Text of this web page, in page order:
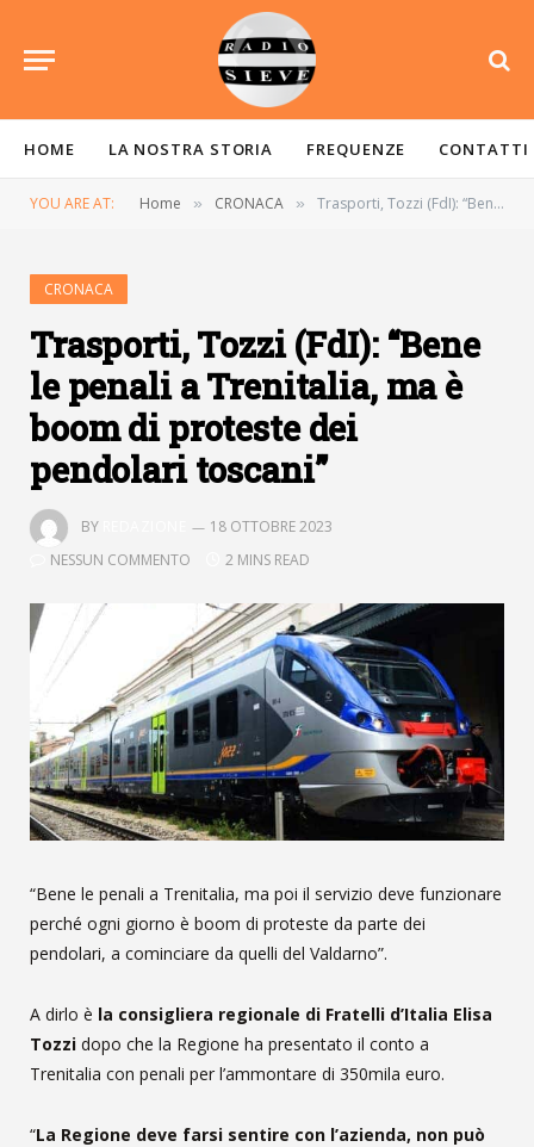
HOME LA NOSTRA STORIA FREQUENZE CONTATTI
YOU ARE AT: Home » CRONACA » Trasporti, Tozzi (FdI): “Bene le penali a Trenitalia, ma è boom di proteste dei pendolari toscani”
CRONACA
Trasporti, Tozzi (FdI): “Bene
le penali a Trenitalia, ma è
boom di proteste dei
pendolari toscani”
BY
18 OTTOBRE 2023
NESSUN COMMENTO
2 MINS READ
“Bene le penali a Trenitalia, ma poi il servizio deve funzionare
perché ogni giorno è boom di proteste da parte dei
pendolari, a cominciare da quelli del Valdarno”.
A dirlo è la consigliera regionale di Fratelli d’Italia Elisa
Tozzi dopo che la Regione ha presentato il conto a
Trenitalia con penali per l’ammontare di 350mila euro.
“La Regione deve farsi sentire con l’azienda, non può